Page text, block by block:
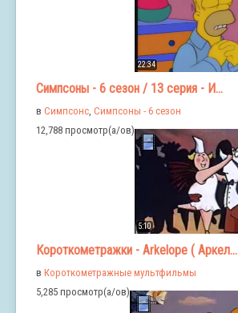
22:34
Симпсоны - 6 сезон / 13 серия - И...
в Симпсонс Симпсоны - 6 сезон
12,788 просмотр(а/ов)
5:10
Короткометражки - Arkelope ( Аркел...
в Короткометражные мультфильмы
5,285 просмотр(а/ов)